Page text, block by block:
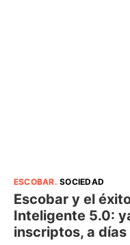
ESCOBAR.SOCIEDAD
Escobar y el
Inteligente 5.0:
inscriptos, a